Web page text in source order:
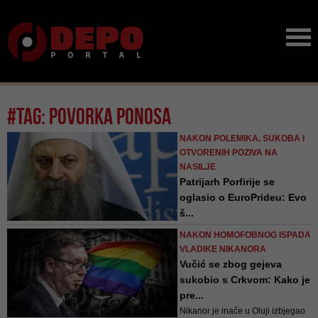
#tag: povorka ponosa
NAKON POLEMIKA, SUKOBA I
OTVORENIH POZIVA NA
NASILJE
Patrijarh Porfirije se
oglasio o EuroPrideu: Evo
š...
poglavar Srpske pravoslavne
crkve
NAKON HOMOFOBNOG ISPADA
VLADIKE NIKANORA
Vučić se zbog gejeva
sukobio s Crkvom: Kako je
pre...
Nikanor je inače u Oluji izbjegao